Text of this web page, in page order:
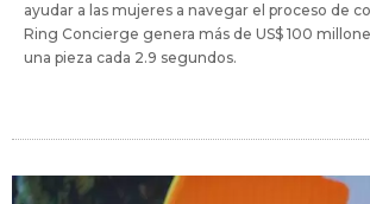
ayudar a las mujeres a navegar el proceso de
Ring Concierge genera más de US$ 100
una pieza cada 2.9 segundos.